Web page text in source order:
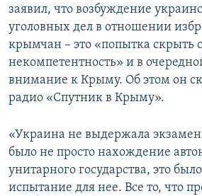
заявил, что возбуждение
уголовных дел в отношении
крымчан – это «попытка скрыть
некомпетентность» и в
внимание к Крыму. Об этом он
радио «Спутник в Крыму».
«Украина не выдержала
было не просто нахождение
унитарного государства, это
испытание для нее. Все то, что